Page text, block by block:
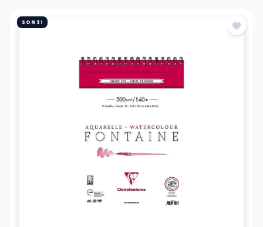
SON 3!